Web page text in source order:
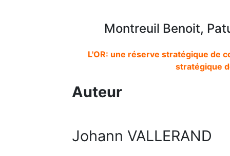
Montreuil Benoit,
L'OR: une réserve stratégique de
stratégique
Auteur
Johann VALLERAND